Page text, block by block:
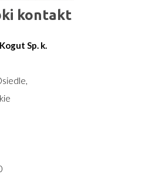
kontakt
Sp. k.